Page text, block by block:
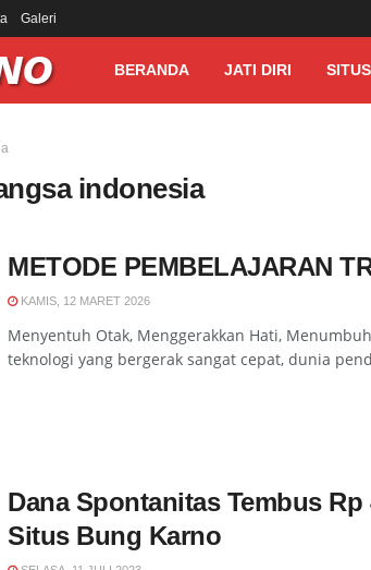
Galeri
BERANDA JATI DIRI SITUS
indonesia
METODE PEMBELAJARAN
KAMIS, 12 MARET 2026
Menyentuh Otak, Menggerakkan Hati,
teknologi yang bergerak sangat cepat, dunia
Dana Spontanitas Tembus
Situs Bung Karno